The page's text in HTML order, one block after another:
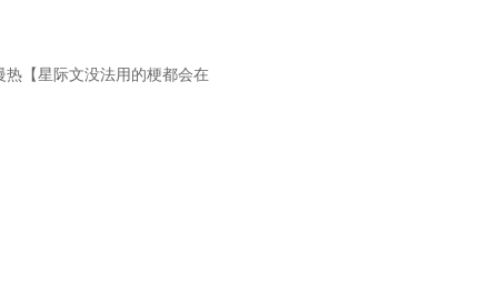
热【星际文没法用的梗都会在